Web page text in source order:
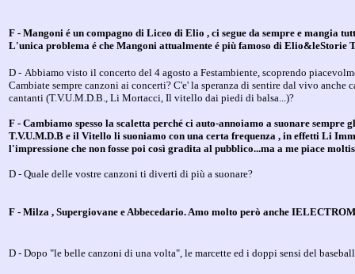
F - Mangoni é un compagno di Liceo di Elio , ci segue da sempre e mangia
L'unica problema é che Mangoni attualmente é più famoso di Elio&leStorie
D - Abbiamo visto il concerto del 4 agosto a Festambiente, scoprendo
Cambiate sempre canzoni ai concerti? C'e' la speranza di sentire dal vivo
cantanti (T.V.U.M.D.B., Li Mortacci, Il vitello dai piedi di balsa...)?
F - Cambiamo spesso la scaletta perché ci auto-annoiamo a suonare sempre
T.V.U.M.D.B e il Vitello li suoniamo con una certa frequenza , in effetti Li
l'impressione che non fosse poi così gradita al pubblico...ma a me piace
D - Quale delle vostre canzoni ti diverti di più a suonare?
F - Milza , Supergiovane e Abbecedario. Amo molto però anche
D - Dopo "le belle canzoni di una volta", le marcette ed i doppi sensi del